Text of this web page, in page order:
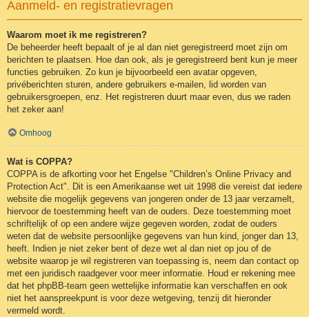
Aanmeld- en registratievragen
Waarom moet ik me registreren?
De beheerder heeft bepaalt of je al dan niet geregistreerd moet zijn om
berichten te plaatsen. Hoe dan ook, als je geregistreerd bent kun je meer
functies gebruiken. Zo kun je bijvoorbeeld een avatar opgeven,
privéberichten sturen, andere gebruikers e-mailen, lid worden van
gebruikersgroepen, enz. Het registreren duurt maar even, dus we raden
het zeker aan!
Omhoog
Wat is COPPA?
COPPA is de afkorting voor het Engelse "Children’s Online Privacy and
Protection Act". Dit is een Amerikaanse wet uit 1998 die vereist dat iedere
website die mogelijk gegevens van jongeren onder de 13 jaar verzamelt,
hiervoor de toestemming heeft van de ouders. Deze toestemming moet
schriftelijk of op een andere wijze gegeven worden, zodat de ouders
weten dat de website persoonlijke gegevens van hun kind, jonger dan 13,
heeft. Indien je niet zeker bent of deze wet al dan niet op jou of de
website waarop je wil registreren van toepassing is, neem dan contact op
met een juridisch raadgever voor meer informatie. Houd er rekening mee
dat het phpBB-team geen wettelijke informatie kan verschaffen en ook
niet het aanspreekpunt is voor deze wetgeving, tenzij dit hieronder
vermeld wordt.